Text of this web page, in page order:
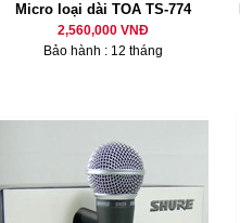
Micro loại dài TOA TS-774
2,560,000 VNĐ
Bảo hành : 12 tháng